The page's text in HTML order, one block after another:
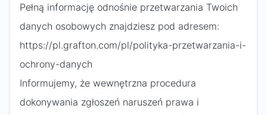
Pełną informację odnośnie przetwarzania Twoich
danych osobowych znajdziesz pod adresem:
https://pl.grafton.com/pl/polityka-przetwarzania-i-
ochrony-danych
Informujemy, że wewnętrzna procedura
dokonywania zgłoszeń naruszeń prawa i